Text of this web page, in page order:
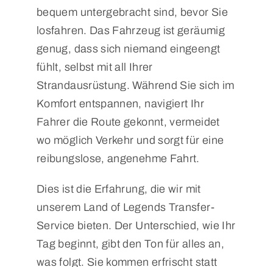
bequem untergebracht sind, bevor Sie
losfahren. Das Fahrzeug ist geräumig
genug, dass sich niemand eingeengt
fühlt, selbst mit all Ihrer
Strandausrüstung. Während Sie sich im
Komfort entspannen, navigiert Ihr
Fahrer die Route gekonnt, vermeidet
wo möglich Verkehr und sorgt für eine
reibungslose, angenehme Fahrt.
Dies ist die Erfahrung, die wir mit
unserem Land of Legends Transfer-
Service bieten. Der Unterschied, wie Ihr
Tag beginnt, gibt den Ton für alles an,
was folgt. Sie kommen erfrischt statt